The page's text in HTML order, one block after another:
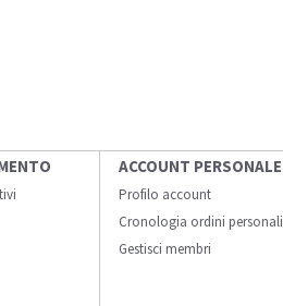
ACCOUNT PERSONALE
Profilo account
Cronologia ordini personali
Gestisci membri